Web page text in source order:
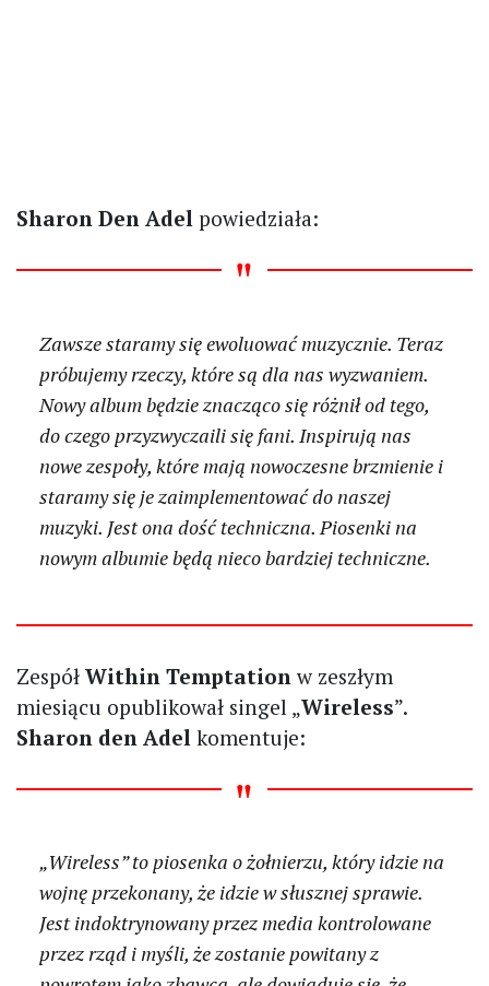
Sharon Den Adel powiedziała:
Zawsze staramy się ewoluować muzycznie. Teraz
próbujemy rzeczy, które są dla nas wyzwaniem.
Nowy album będzie znacząco się różnił od tego,
do czego przyzwyczaili się fani. Inspirują nas
nowe zespoły, które mają nowoczesne brzmienie i
staramy się je zaimplementować do naszej
muzyki. Jest ona dość techniczna. Piosenki na
nowym albumie będą nieco bardziej techniczne.
Zespół Within Temptation w zeszłym
miesiącu opublikował singel „Wireless”.
Sharon den Adel komentuje:
„Wireless” to piosenka o żołnierzu, który idzie na
wojnę przekonany, że idzie w słusznej sprawie.
Jest indoktrynowany przez media kontrolowane
przez rząd i myśli, że zostanie powitany z